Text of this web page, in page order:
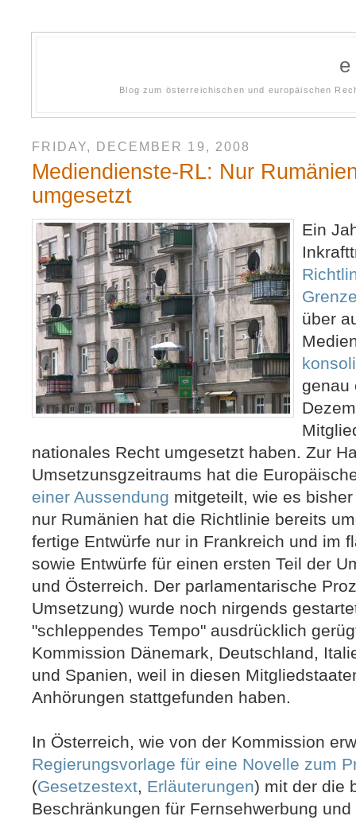
Blog zum österreichischen und europäischen
FRIDAY, DECEMBER 19, 2008
Mediendienste-RL: Nur
umgesetzt
Ein
über
genau
nationales Recht umgesetzt haben. Zur
Umsetzunsgzeitraums hat die
einer Aussendung mitgeteilt, wie es
nur Rumänien hat die Richtlinie bereits
fertige Entwürfe nur in Frankreich und im
sowie Entwürfe für einen ersten Teil der
und Österreich. Der parlamentarische
Umsetzung) wurde noch nirgends
"schleppendes Tempo" ausdrücklich
Kommission Dänemark, Deutschland,
und Spanien, weil in diesen
Anhörungen stattgefunden haben.
In Österreich, wie von der Kommission
Regierungsvorlage für eine Novelle zum
(Gesetzestext, Erläuterungen) mit der die
Beschränkungen für Fernsehwerbung